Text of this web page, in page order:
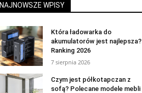
NAJNOWSZE WPISY
Która ładowarka do
akumulatorów jest najlepsza?
Ranking 2026
7 sierpnia 2026
Czym jest półkotapczan z
sofą? Polecane modele mebli